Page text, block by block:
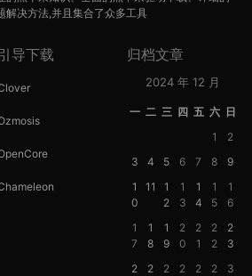
解决方法,并且集合了众多工具
导下载 归档文章
2024 年 12 月
一 二 三 四 五 六 日
1
2
3
4 5 6 7 8
9
1
0
11
1
2
1
3
1
4
1
5
1
6
1
7
1
8
1
9
2
0
2
1
2
2
2
3
2
2
2
2
2
2
3